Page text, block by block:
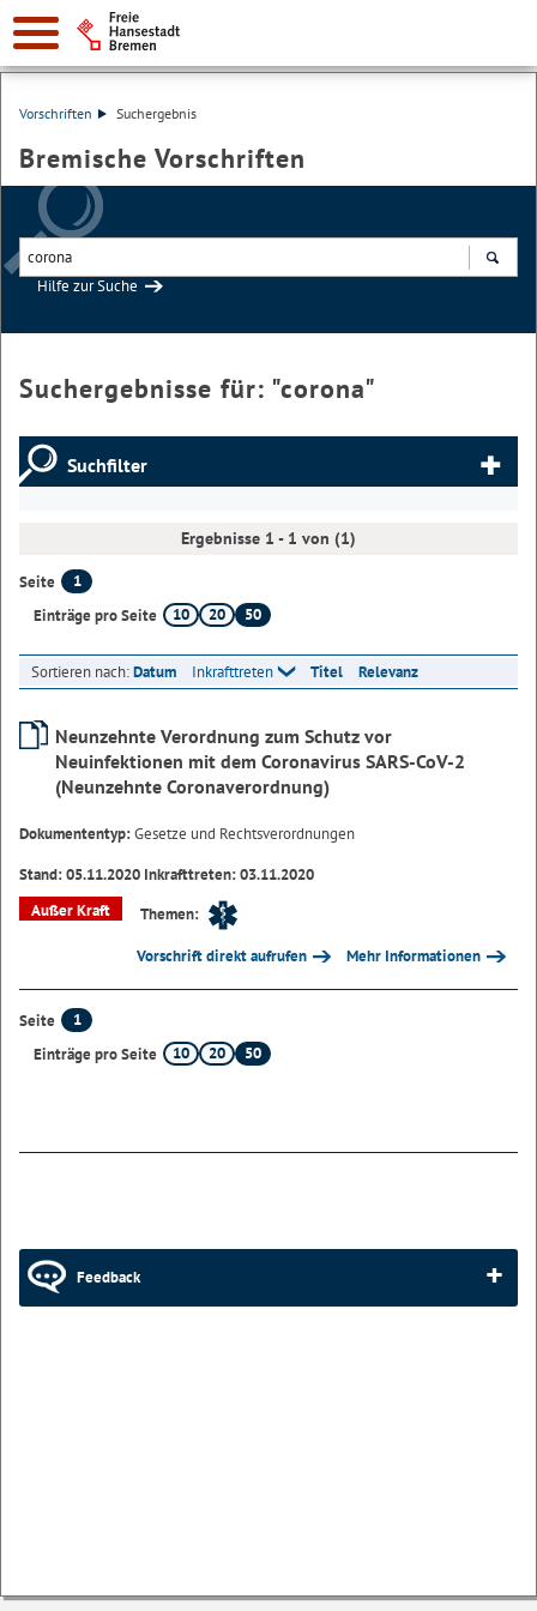
Vorschriften Suchergebnis
Bremische Vorschriften
Hilfe zur Suche
Suchergebnisse für: "corona"
Suchfilter
Ergebnisse 1 - 1 von (1)
Seite
1
Einträge pro Seite
10 20 50
Sortieren nach:Datum Inkrafttreten Titel Relevanz
Neunzehnte Verordnung zum Schutz vor
Neuinfektionen mit dem Coronavirus SARS-CoV-2
(Neunzehnte Coronaverordnung)
Dokumententyp:Gesetze und Rechtsverordnungen
Stand: 05.11.2020 Inkrafttreten: 03.11.2020
Außer Kraft
Themen:
Vorschrift direkt aufrufen Mehr Informationen
Seite
1
Einträge pro Seite
10 20 50
Feedback